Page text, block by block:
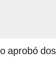
aprobó